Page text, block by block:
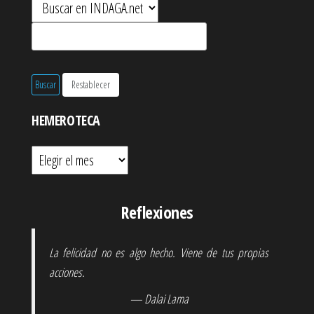
HEMEROTECA
Hemeroteca
Reflexiones
La felicidad no es algo hecho. Viene de tus propias
acciones.
— Dalai Lama